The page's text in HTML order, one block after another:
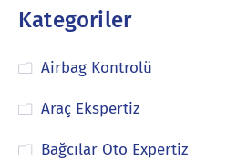
Kategoriler
Airbag Kontrolü
Araç Ekspertiz
Bağcılar Oto Expertiz